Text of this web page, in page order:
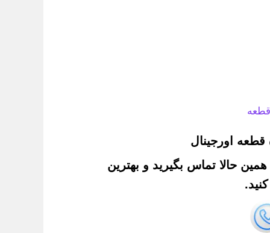
اورجینال
حالا تماس بگیرید و بهترین